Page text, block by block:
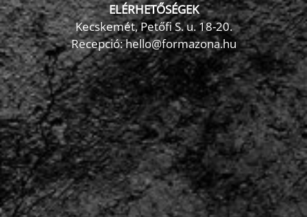
ELÉRHETŐSÉGEK
Kecskemét, Petőfi S. u. 18-20.
Recepció: hello@formazona.hu